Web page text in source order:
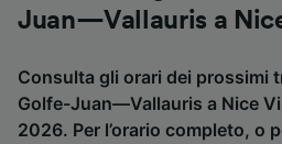
Juan—Vallauris a
Consulta gli orari dei prossimi
Golfe-Juan—Vallauris a Nice
2026. Per l’orario completo, o